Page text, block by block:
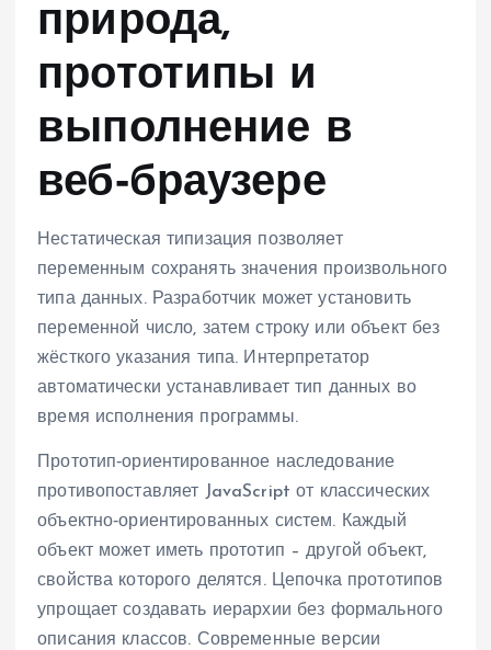
природа,
прототипы и
выполнение в
веб‑браузере
Нестатическая типизация позволяет
переменным сохранять значения произвольного
типа данных. Разработчик может установить
переменной число, затем строку или объект без
жёсткого указания типа. Интерпретатор
автоматически устанавливает тип данных во
время исполнения программы.
Прототип‑ориентированное наследование
противопоставляет JavaScript от классических
объектно‑ориентированных систем. Каждый
объект может иметь прототип – другой объект,
свойства которого делятся. Цепочка прототипов
упрощает создавать иерархии без формального
описания классов. Современные версии